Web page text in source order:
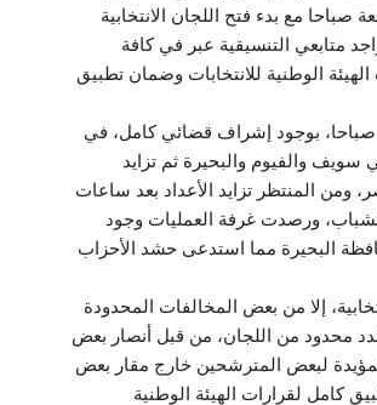
صباحا مع بدء فتح اللجان الانتخابية
70 دائرة انتخابية، كما يتواجد متابعي التنسيقية عبر في كافة
الهيئة الوطنية للانتخابات وضمان تطبيق
صباحا، بوجود إشراف قضائي كامل، في
والفيوم والبحيرة ثم تزايد
ومن المنتظر تزايد الأعداد بعد ساعات
ورصدت غرفة العمليات وجود
البحيرة مما استدعى حشد الأحزاب
إلا من بعض المخالفات المحدودة
محدود من اللجان، من قبل أنصار بعض
لبعض المترشحين خارج مقار بعض
كامل لقرارات الهيئة الوطنية